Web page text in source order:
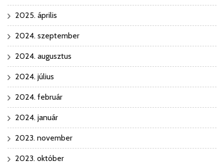
2025. április
2024. szeptember
2024. augusztus
2024. július
2024. február
2024. január
2023. november
2023. október